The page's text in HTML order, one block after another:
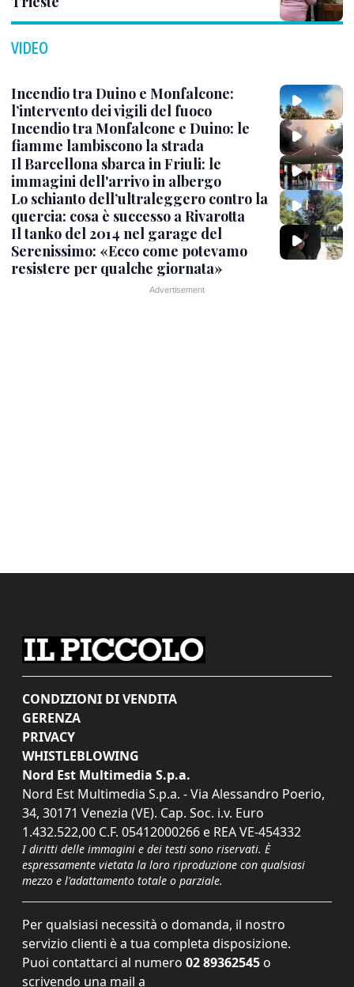
VIDEO
Incendio tra Duino e Monfalcone:
l’intervento dei vigili del fuoco
Incendio tra Monfalcone e Duino: le
fiamme lambiscono la strada
Il Barcellona sbarca in Friuli: le
immagini dell'arrivo in albergo
Lo schianto dell’ultraleggero contro la
quercia: cosa è successo a Rivarotta
Il tanko del 2014 nel garage del
Serenissimo: «Ecco come potevamo
resistere per qualche giornata»
CONDIZIONI DI VENDITA
GERENZA
PRIVACY
WHISTLEBLOWING
Nord Est Multimedia S.p.a.
Nord Est Multimedia S.p.a. - Via Alessandro Poerio,
34, 30171 Venezia (VE). Cap. Soc. i.v. Euro
1.432.522,00 C.F. 05412000266 e REA VE-454332
I diritti delle immagini e dei testi sono riservati. È
espressamente vietata la loro riproduzione con qualsiasi
mezzo e l'adattamento totale o parziale.
Per qualsiasi necessità o domanda, il nostro
servizio clienti è a tua completa disposizione.
Puoi contattarci al numero 02 89362545 o
scrivendo una mail a